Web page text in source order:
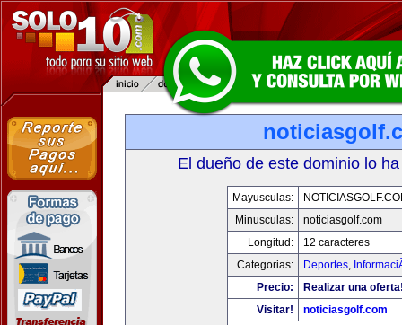
El dueño de este dominio lo
Mayusculas:
Minusculas:
noticiasgolf.com
Longitud:
12 caracteres
Categorias:
Deportes,
Precio:
Realizar una
Visitar!
noticiasgolf.com